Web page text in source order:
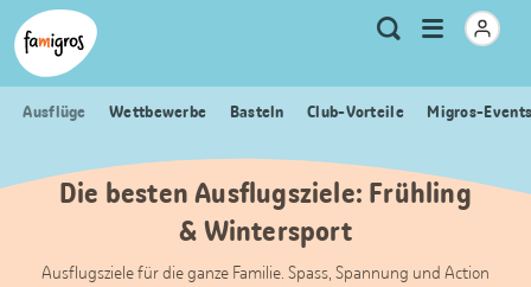
Sprungmarken
Navigation
Header
Logo
Meta
Navigation
Suche
Menu
öffnen
Ausflüge Wettbewerbe Basteln Club-Vorteile Migros-
Die besten Ausflugsziele: Frühling
& Wintersport
Ausflugsziele für die ganze Familie. Spass, Spannung und Action